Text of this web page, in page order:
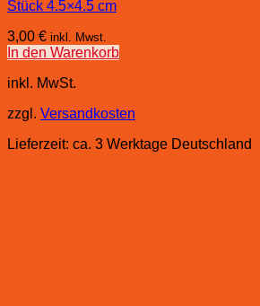
Stück 4.5×4.5 cm
3,00 € inkl. Mwst.
In den Warenkorb
inkl. MwSt.
zzgl. Versandkosten
Lieferzeit: ca. 3 Werktage Deutschland